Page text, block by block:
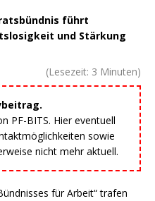
führt
und Stärkung
(Lesezeit: 3 Minuten)
PF-BITS. Hier eventuell
sowie
nicht mehr aktuell.
für Arbeit“ trafen